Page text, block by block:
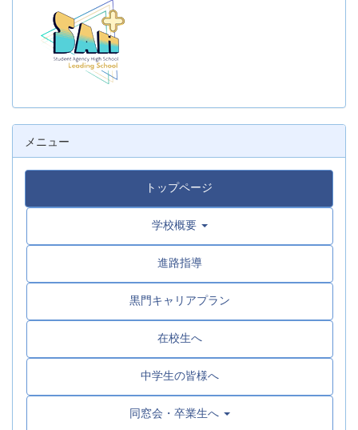
メニュー
トップページ
学校概要
進路指導
黒門キャリアプラン
在校生へ
中学生の皆様へ
同窓会・卒業生へ